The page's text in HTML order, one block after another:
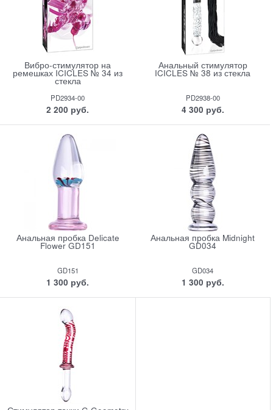
Вибро-стимулятор на
ремешках ICICLES № 34 из
стекла
PD2934-00
2 200 руб.
Анальный стимулятор
ICICLES № 38 из стекла
PD2938-00
4 300 руб.
Анальная пробка Delicate
Flower GD151
GD151
1 300 руб.
Анальная пробка Midnight
GD034
GD034
1 300 руб.